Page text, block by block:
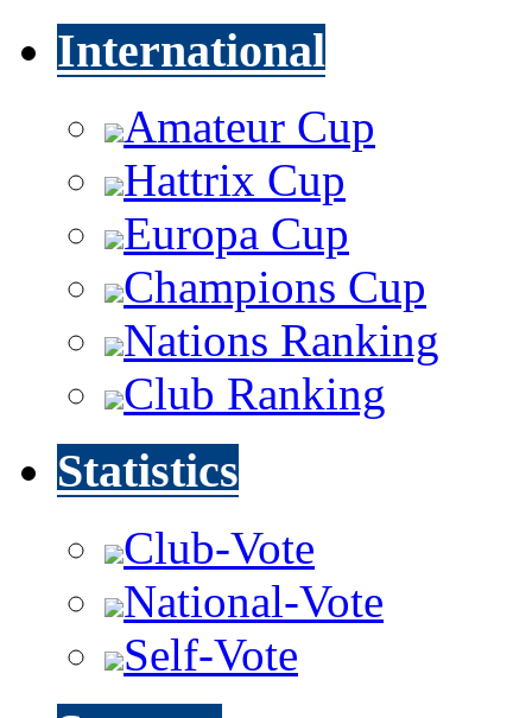
International
Amateur Cup
Hattrix Cup
Europa Cup
Champions Cup
Nations Ranking
Club Ranking
Statistics
Club-Vote
National-Vote
Self-Vote